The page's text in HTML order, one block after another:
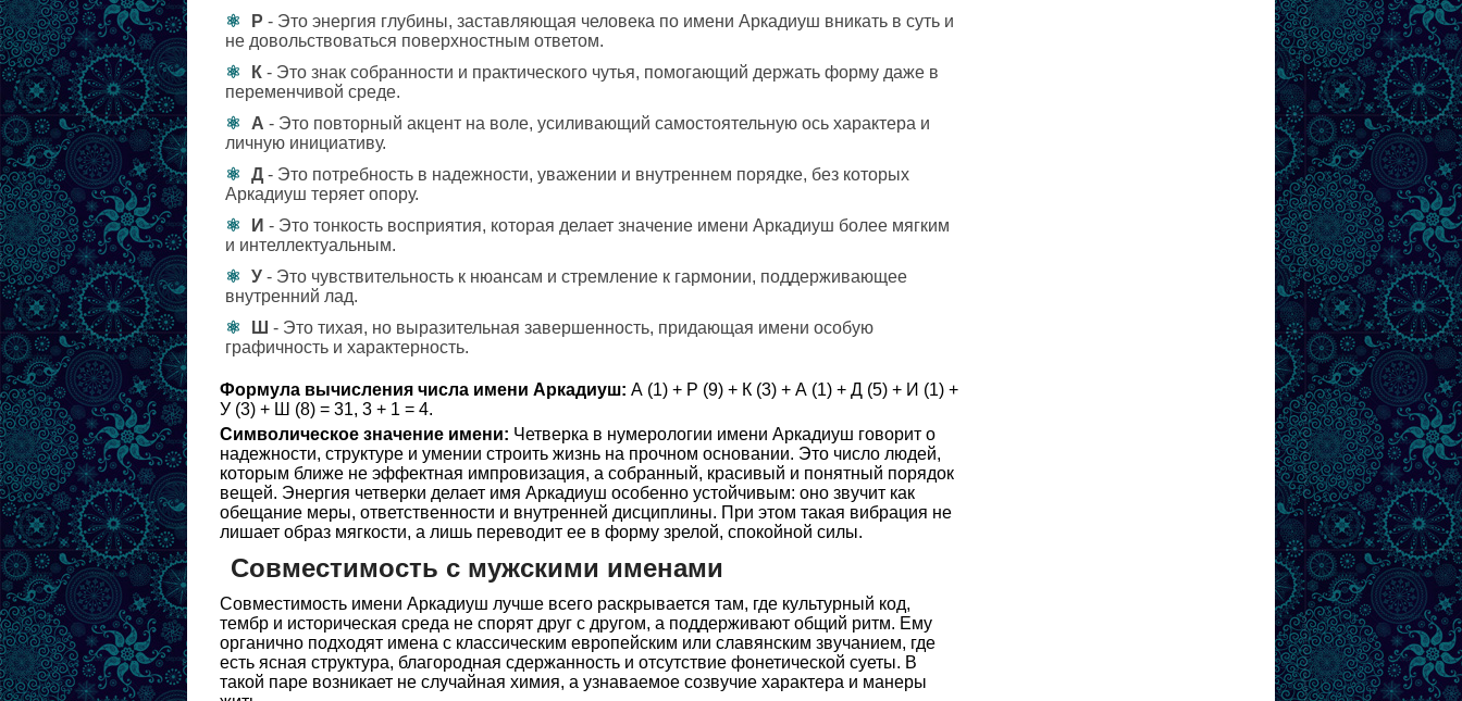
Р - Это энергия глубины, заставляющая человека по имени Аркадиуш вникать в суть и
не довольствоваться поверхностным ответом.
К - Это знак собранности и практического чутья, помогающий держать форму даже в
переменчивой среде.
А - Это повторный акцент на воле, усиливающий самостоятельную ось характера и
личную инициативу.
Д - Это потребность в надежности, уважении и внутреннем порядке, без которых
Аркадиуш теряет опору.
И - Это тонкость восприятия, которая делает значение имени Аркадиуш более мягким
и интеллектуальным.
У - Это чувствительность к нюансам и стремление к гармонии, поддерживающее
внутренний лад.
Ш - Это тихая, но выразительная завершенность, придающая имени особую
графичность и характерность.
Формула вычисления числа имени Аркадиуш: А (1) + Р (9) + К (3) + А (1) + Д (5) + И (1) +
У (3) + Ш (8) = 31, 3 + 1 = 4.
Символическое значение имени: Четверка в нумерологии имени Аркадиуш говорит о
надежности, структуре и умении строить жизнь на прочном основании. Это число людей,
которым ближе не эффектная импровизация, а собранный, красивый и понятный порядок
вещей. Энергия четверки делает имя Аркадиуш особенно устойчивым: оно звучит как
обещание меры, ответственности и внутренней дисциплины. При этом такая вибрация не
лишает образ мягкости, а лишь переводит ее в форму зрелой, спокойной силы.
Совместимость с мужскими именами
Совместимость имени Аркадиуш лучше всего раскрывается там, где культурный код,
тембр и историческая среда не спорят друг с другом, а поддерживают общий ритм. Ему
органично подходят имена с классическим европейским или славянским звучанием, где
есть ясная структура, благородная сдержанность и отсутствие фонетической суеты. В
такой паре возникает не случайная химия, а узнаваемое созвучие характера и манеры